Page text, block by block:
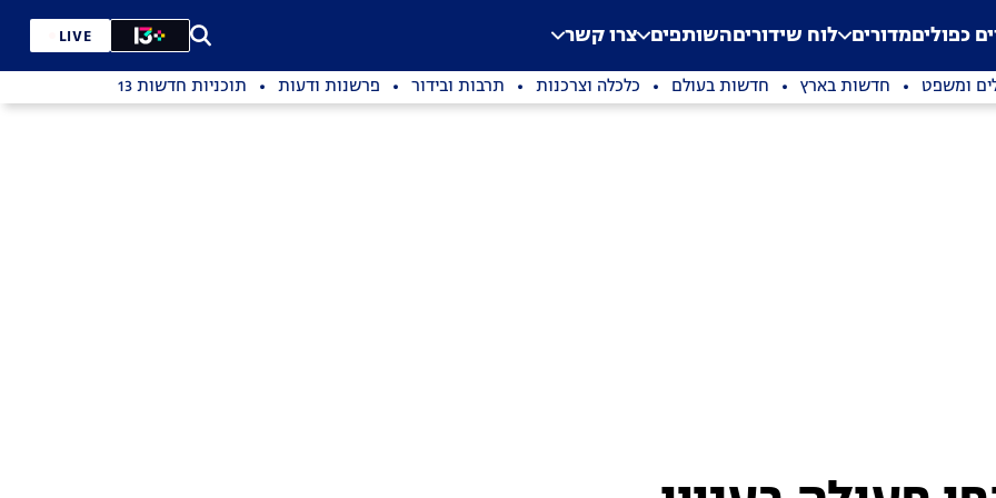
Application error: a
. כפוליםמדורים לוח שידוריםהשותפים צרו קשר LIVE
ומשפט חדשות בארץ חדשות בעולם כלכלה וצרכנות תרבות ובידור פרשנות ודעות תוכניות חדשות 13